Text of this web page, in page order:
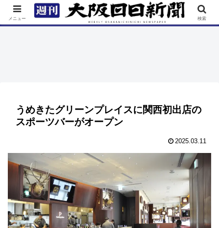
TOP 特集 ニュース 連載 街ネタ イベント
うめきたグリーンプレイスに関西初出店の
スポーツバーがオープン
2025.03.11
メニュー 検索